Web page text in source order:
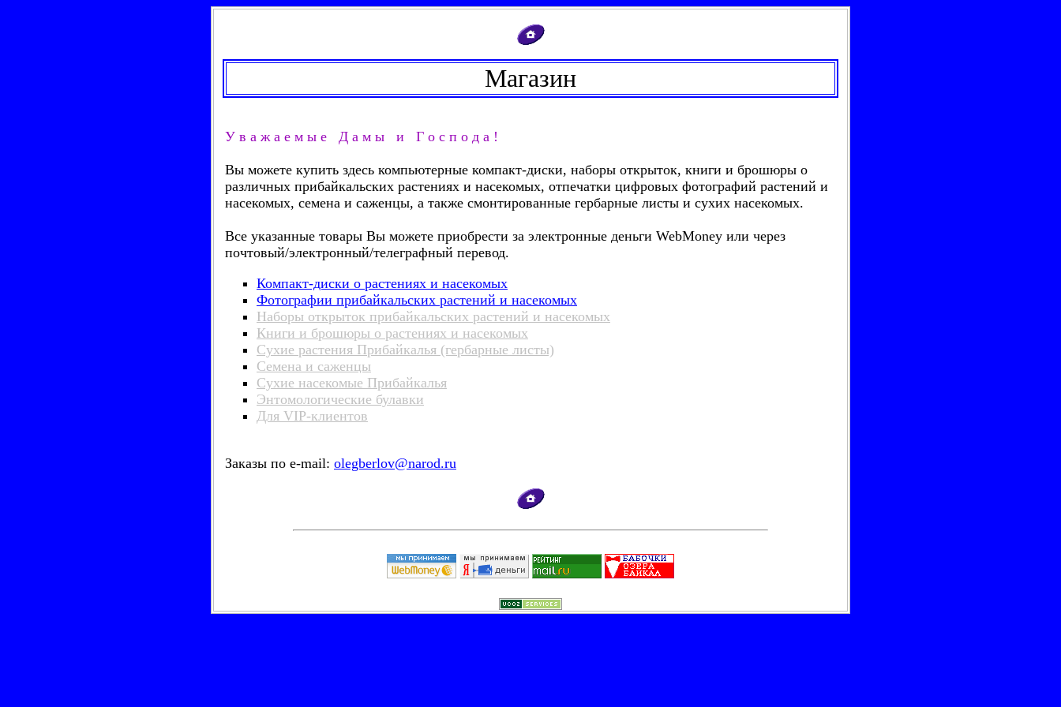
Магазин
У в а ж а е м ы е Д а м ы и Г о с п о д а !
Вы можете купить здесь компьютерные компакт-диски, наборы открыток, книги и брошюры о
различных прибайкальских растениях и насекомых, отпечатки цифровых фотографий растений и
насекомых, семена и саженцы, а также смонтированные гербарные листы и сухих насекомых.
Все указанные товары Вы можете приобрести за электронные деньги WebMoney или через
почтовый/электронный/телеграфный перевод.
Компакт-диски о растениях и насекомых
Фотографии прибайкальских растений и насекомых
Наборы открыток прибайкальских растений и насекомых
Книги и брошюры о растениях и насекомых
Сухие растения Прибайкалья (гербарные листы)
Семена и саженцы
Сухие насекомые Прибайкалья
Энтомологические булавки
Для VIP-клиентов
Заказы по e-mail: olegberlov@narod.ru